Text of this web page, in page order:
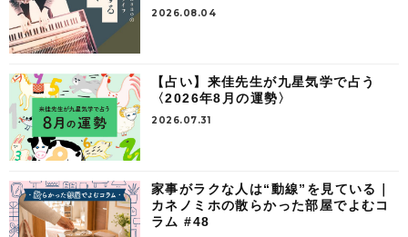
2026.08.04
【占い】来佳先生が九星気学で占う
〈2026年8月の運勢〉
2026.07.31
家事がラクな人は“動線”を見ている｜
カネノミホの散らかった部屋でよむコ
ラム #48